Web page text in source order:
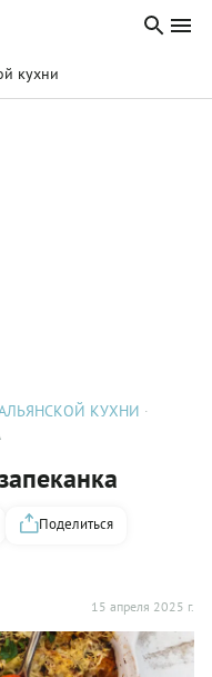
кухни
КУХНИ
15 апреля 2025 г.
Поделиться